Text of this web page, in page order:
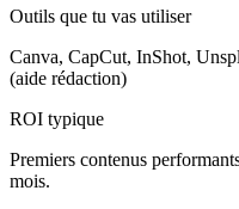
Outils que tu vas utiliser
Canva, CapCut, InShot,
(aide rédaction)
ROI typique
Premiers contenus
mois.